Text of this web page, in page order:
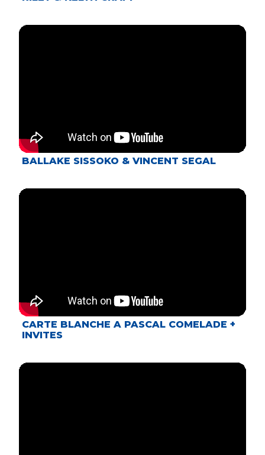
BALLAKE SISSOKO & VINCENT SEGAL
CARTE BLANCHE A PASCAL COMELADE +
INVITES